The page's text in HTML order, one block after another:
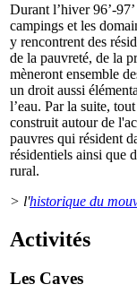
Durant l’hiver 96’-
campings et les
y rencontrent des
de la pauvreté, de la
mèneront ensemble
un droit aussi
l’eau. Par la suite,
construit autour de
pauvres qui résident
résidentiels ainsi que
rural.
> l'historique du
Activités
Les Caves